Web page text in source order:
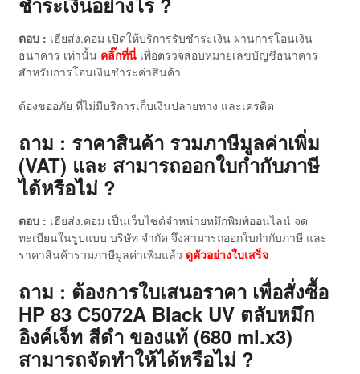
ตอบ : เฮียส่ง.คอม เปิดให้บริการรับชำระเงิน ผ่านการโอนเงิน
ธนาคาร เท่านั้น คลิ๊กที่นี่เพื่อตรวจสอบหมายเลขบัญชีธนาคาร
สำหรับการโอนเงินชำระค่าสินค้า
ต้องขออภัย ที่ไม่มีบริการเก็บเงินปลายทาง และเครดิต
ถาม : ราคาสินค้า รวมภาษีมูลค่าเพิ่ม
(VAT) และ สามารถออกใบกำกับภาษี
ได้หรือไม่ ?
ตอบ : เฮียส่ง.คอม เป็นเว็บไซต์จำหน่ายหมึกพิมพ์ออนไลน์ จด
ทะเบียนในรูปแบบ บริษัท จำกัด จึงสามารถออกใบกำกับภาษี และ
ราคาสินค้ารวมภาษีมูลค่าเพิ่มแล้ว ดูตัวอย่างใบเสร็จ
ถาม : ต้องการใบเสนอราคา เพื่อสั่งซื้อ
HP 83 C5072A Black UV ตลับหมึก
อิงค์เจ็ท สีดำ ของแท้ (680 ml.x3)
สามารถจัดทำให้ได้หรือไม่ ?